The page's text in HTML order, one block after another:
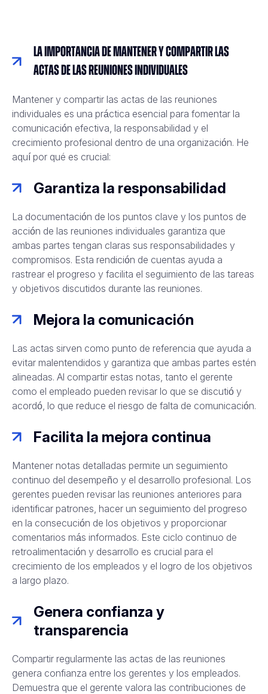
La importancia de mantener y compartir las
actas de las reuniones individuales
Mantener y compartir las actas de las reuniones
individuales es una práctica esencial para fomentar la
comunicación efectiva, la responsabilidad y el
crecimiento profesional dentro de una organización. He
aquí por qué es crucial:
Garantiza la responsabilidad
La documentación de los puntos clave y los puntos de
acción de las reuniones individuales garantiza que
ambas partes tengan claras sus responsabilidades y
compromisos. Esta rendición de cuentas ayuda a
rastrear el progreso y facilita el seguimiento de las tareas
y objetivos discutidos durante las reuniones.
Mejora la comunicación
Las actas sirven como punto de referencia que ayuda a
evitar malentendidos y garantiza que ambas partes estén
alineadas. Al compartir estas notas, tanto el gerente
como el empleado pueden revisar lo que se discutió y
acordó, lo que reduce el riesgo de falta de comunicación.
Facilita la mejora continua
Mantener notas detalladas permite un seguimiento
continuo del desempeño y el desarrollo profesional. Los
gerentes pueden revisar las reuniones anteriores para
identificar patrones, hacer un seguimiento del progreso
en la consecución de los objetivos y proporcionar
comentarios más informados. Este ciclo continuo de
retroalimentación y desarrollo es crucial para el
crecimiento de los empleados y el logro de los objetivos
a largo plazo.
Genera confianza y
transparencia
Compartir regularmente las actas de las reuniones
genera confianza entre los gerentes y los empleados.
Demuestra que el gerente valora las contribuciones de